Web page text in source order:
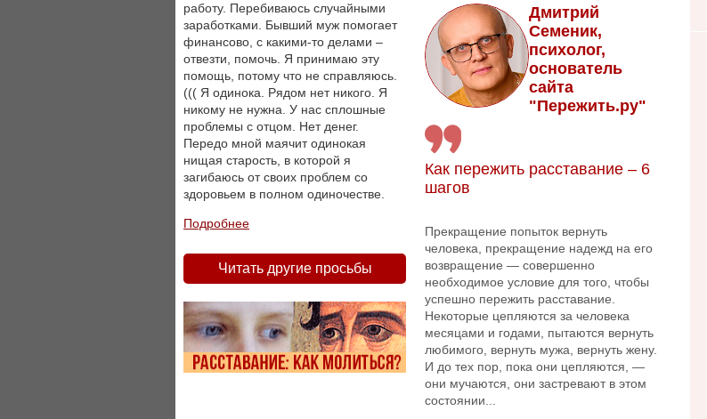
Дмитрий
Семеник,
психолог,
основатель
сайта
"Пережить.ру"
Как пережить расставание – 6
шагов
Прекращение попыток вернуть
человека, прекращение надежд на его
возвращение — совершенно
необходимое условие для того, чтобы
успешно пережить расставание.
Некоторые цепляются за человека
месяцами и годами, пытаются вернуть
любимого, вернуть мужа, вернуть жену.
И до тех пор, пока они цепляются, —
они мучаются, они застревают в этом
состоянии...
работу. Перебиваюсь случайными
заработками. Бывший муж помогает
финансово, с какими-то делами –
отвезти, помочь. Я принимаю эту
помощь, потому что не справляюсь.
((( Я одинока. Рядом нет никого. Я
никому не нужна. У нас сплошные
проблемы с отцом. Нет денег.
Передо мной маячит одинокая
нищая старость, в которой я
загибаюсь от своих проблем со
здоровьем в полном одиночестве.
Подробнее
Читать другие просьбы